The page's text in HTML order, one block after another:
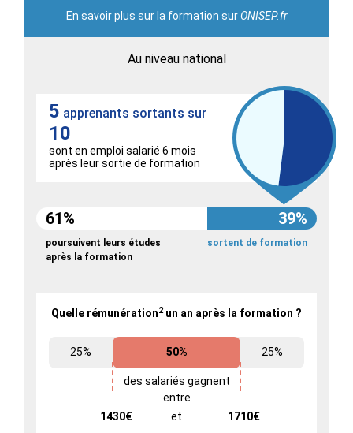
En savoir plus sur la formation surONISEP.fr
Au niveau national
5 apprenants sortants sur
10
sont en emploi salarié 6 mois
après leur sortie de formation
61% 39%
poursuivent leurs études
après la formation
sortent de formation
Quelle rémunération2un an après la formation ?
25% 50%
des salariés gagnent
entre
1430€
et 1710€
25%